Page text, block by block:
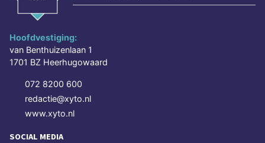
Hoofdvestiging:
van Benthuizenlaan 1
1701 BZ Heerhugowaard
072 8200 600
redactie@xyto.nl
www.xyto.nl
SOCIAL MEDIA